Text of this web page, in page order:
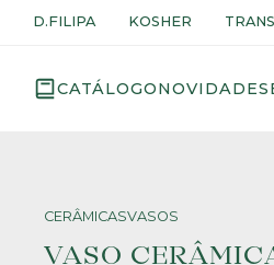
D.FILIPA KOSHER
CATÁLOGONOVIDADES
CERÂMICASVASOS
VASO